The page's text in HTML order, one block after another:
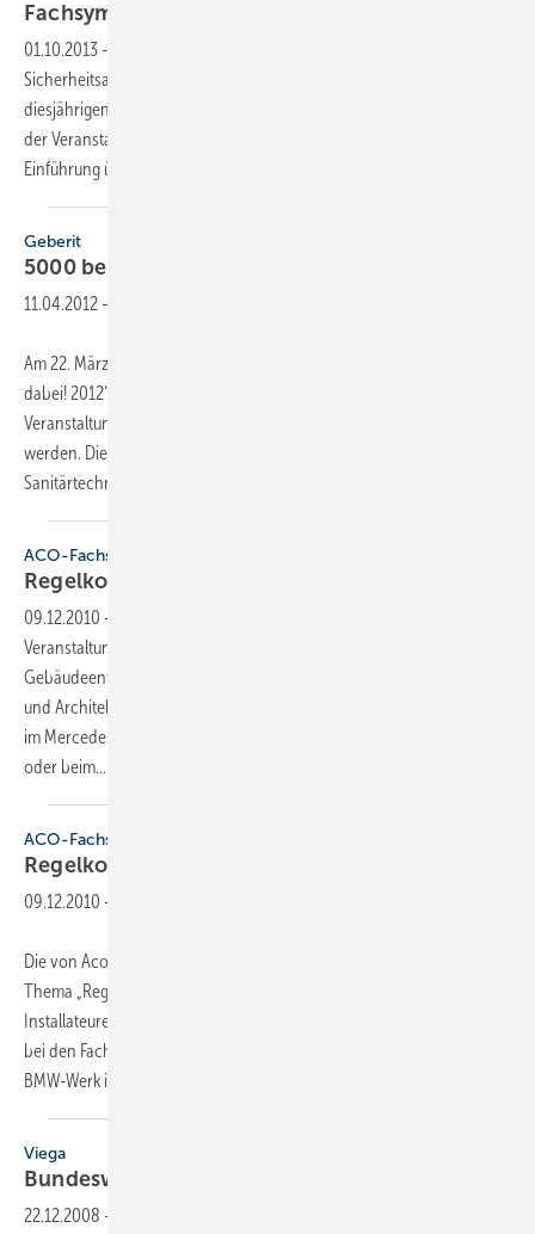
Fachsymposium
01.10.2013 -
Sicherheitsaspekte, Trends und Lösungsansätze“ lautet der Titel des
diesjährigen Aco-Fachsymposiums am 23. in Düsseldorf. Zum Auftakt
der Veranstaltung gibt Schulungsleiter Thomas Meyer eine kurze
Einführung über die Herausforderungen in
Geberit
5000 beim Fachsymposium
11.04.2012 -
Am 22. März ging in Köln die Geberit-Veranstaltungsreihe „Sicher
dabei! 2012“ zu Ende. Bei den insgesamt 24 Fachforen an zwölf
Veranstaltungs­orten konnten mehr als 5000 Fachbesucher begrüßt
werden. Die Veranstaltungen machten mit den Experten des 13.
Sanitärtechnischen Symposiums
ACO-Fachsymposium
Regelkonforme
09.12.2010 -
Veranstaltungsreihe zum Thema “Regelkonforme
Gebäudeentwässerung“ hat offensichtlich bei Installateuren, Planern
und Architekten “einen Nerv getroffen“. Denn bei den Fachsymposien
im Mercedes-Benz Museum in Stuttgart, dem BMW-Werk in München
oder beim...
ACO-Fachsymposium
Regelkonforme
09.12.2010 -
Die von Aco Haustechnik angebotene Veranstaltungsreihe zum
Thema „Regelkonforme Gebäudeentwässerung“ hat offensichtlich bei
Installateuren, Planern und Architekten „einen Nerv getroffen“. Denn
bei den Fachsymposien im Mercedes-Benz Museum in Stuttgart, dem
BMW-Werk in München oder
Viega
Bundesweite
22.12.2008 -